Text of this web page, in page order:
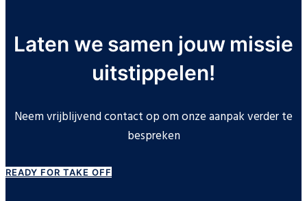
Laten we samen jouw missie
uitstippelen!
Neem vrijblijvend contact op om onze aanpak verder te
bespreken
READY FOR TAKE OFF